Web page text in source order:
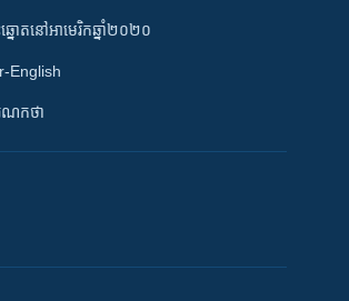
ឆ្នោតនៅអាមេរិកឆ្នាំ២០២០
English
ណកថា